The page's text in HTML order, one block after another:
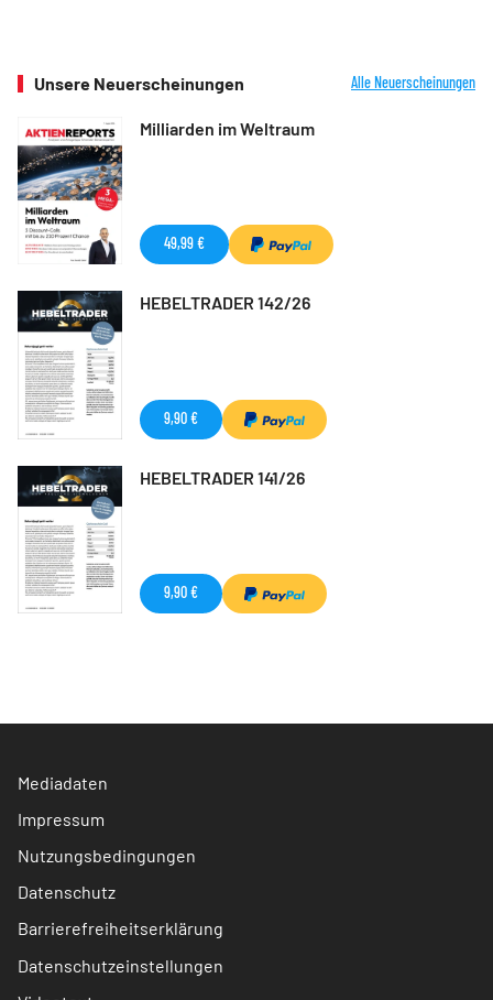
Unsere Neuerscheinungen Alle Neuerscheinungen
Milliarden im Weltraum
49,99 €
HEBELTRADER 142/26
9,90 €
HEBELTRADER 141/26
9,90 €
Mediadaten
Impressum
Nutzungsbedingungen
Datenschutz
Barrierefreiheitserklärung
Datenschutzeinstellungen